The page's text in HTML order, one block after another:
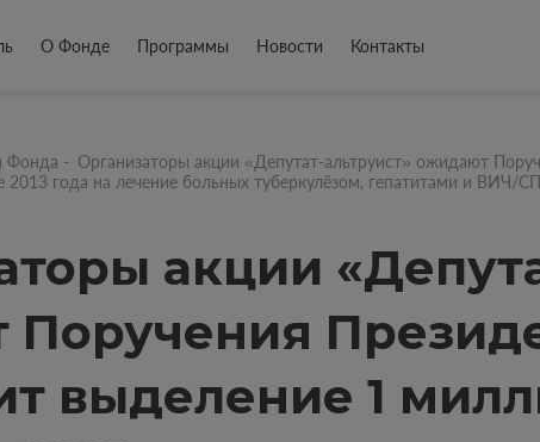
О Фонде Программы Новости Контакты
Фонда - Организаторы акции «Депутат-альтруист» ожидают
2013 года на лечение больных туберкулёзом, гепатитами и ВИЧ/
акции
выделение 1